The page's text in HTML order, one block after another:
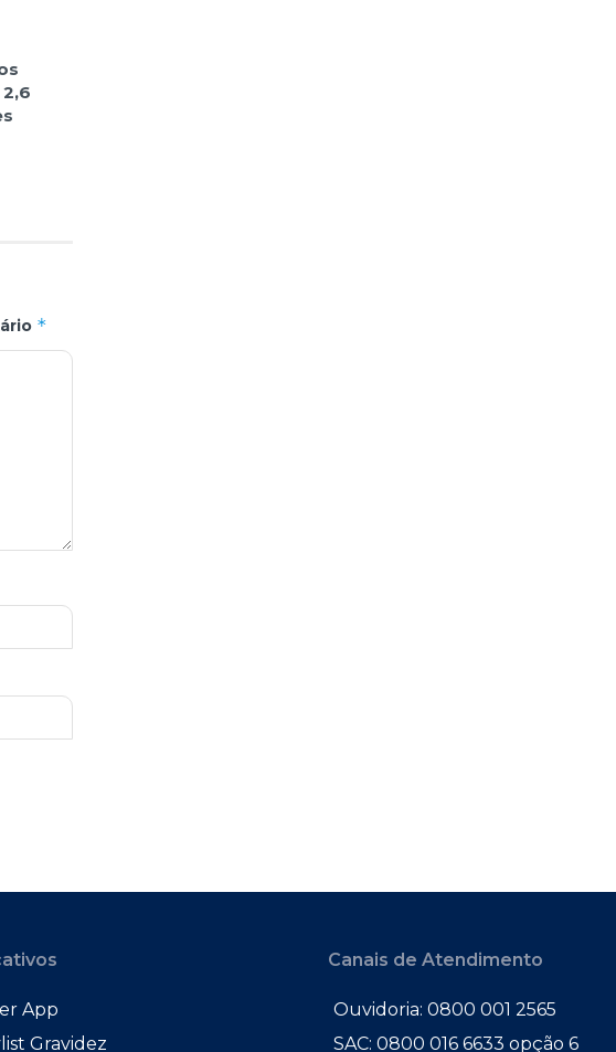
*
App
Gravidez
Canais de Atendimento
Ouvidoria: 0800 001 2565
SAC: 0800 016 6633 opção 6